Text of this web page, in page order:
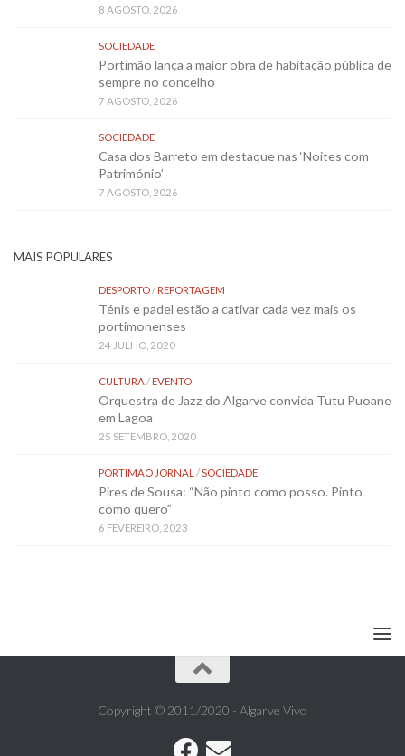
8 AGOSTO, 2026
SOCIEDADE
Portimão lança a maior obra de habitação pública de
sempre no concelho
7 AGOSTO, 2026
SOCIEDADE
Casa dos Barreto em destaque nas ‘Noites com
Património’
7 AGOSTO, 2026
MAIS POPULARES
DESPORTO/REPORTAGEM
Ténis e padel estão a cativar cada vez mais os
portimonenses
24 JULHO, 2020
CULTURA/EVENTO
Orquestra de Jazz do Algarve convida Tutu Puoane
em Lagoa
25 SETEMBRO, 2020
PORTIMÃO JORNAL /SOCIEDADE
Pires de Sousa: “Não pinto como posso. Pinto
como quero”
6 FEVEREIRO, 2023
Copyright © 2011/2020 - Algarve Vivo